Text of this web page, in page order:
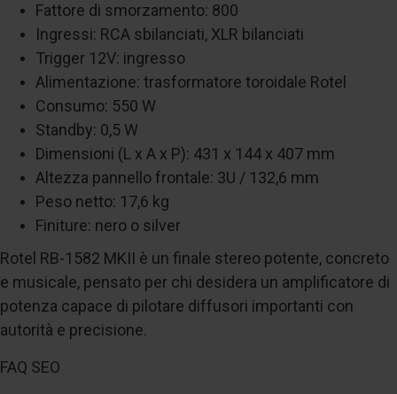
Fattore di smorzamento: 800
Ingressi: RCA sbilanciati, XLR bilanciati
Trigger 12V: ingresso
Alimentazione: trasformatore toroidale Rotel
Consumo: 550 W
Standby: 0,5 W
Dimensioni (L x A x P): 431 x 144 x 407 mm
Altezza pannello frontale: 3U / 132,6 mm
Peso netto: 17,6 kg
Finiture: nero o silver
Rotel RB-1582 MKII è un finale stereo potente, concreto
e musicale, pensato per chi desidera un amplificatore di
potenza capace di pilotare diffusori importanti con
autorità e precisione.
FAQ SEO